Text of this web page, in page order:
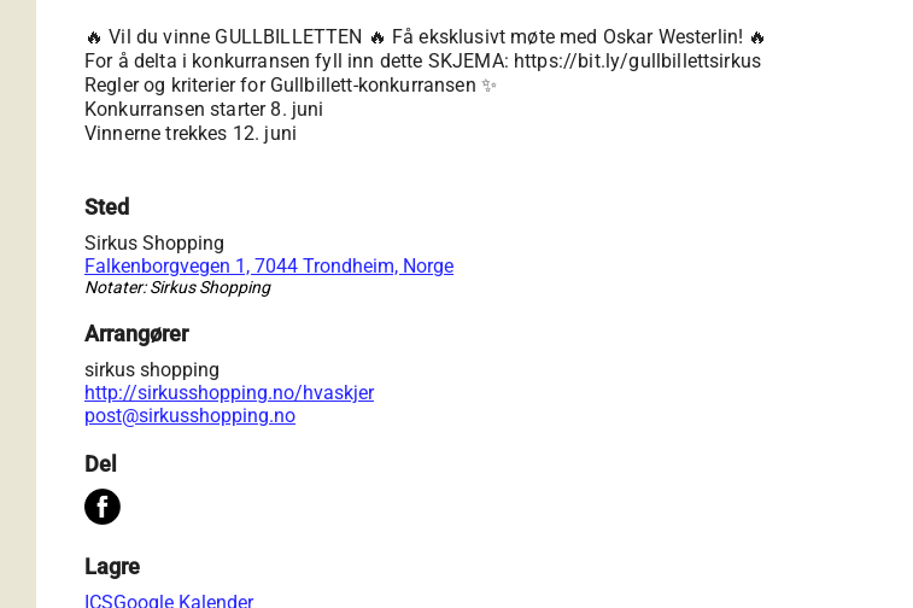
🔥 Vil du vinne GULLBILLETTEN 🔥 Få eksklusivt møte med Oskar Westerlin! 🔥
For å delta i konkurransen fyll inn dette SKJEMA: https://bit.ly/gullbillettsirkus
Regler og kriterier for Gullbillett-konkurransen ✨
Konkurransen starter 8. juni
Vinnerne trekkes 12. juni
Sted
Sirkus Shopping
Falkenborgvegen 1, 7044 Trondheim, Norge
Notater: Sirkus Shopping
Arrangører
sirkus shopping
http://sirkusshopping.no/hvaskjer
post@sirkusshopping.no
Del
Lagre
ICSGoogle Kalender